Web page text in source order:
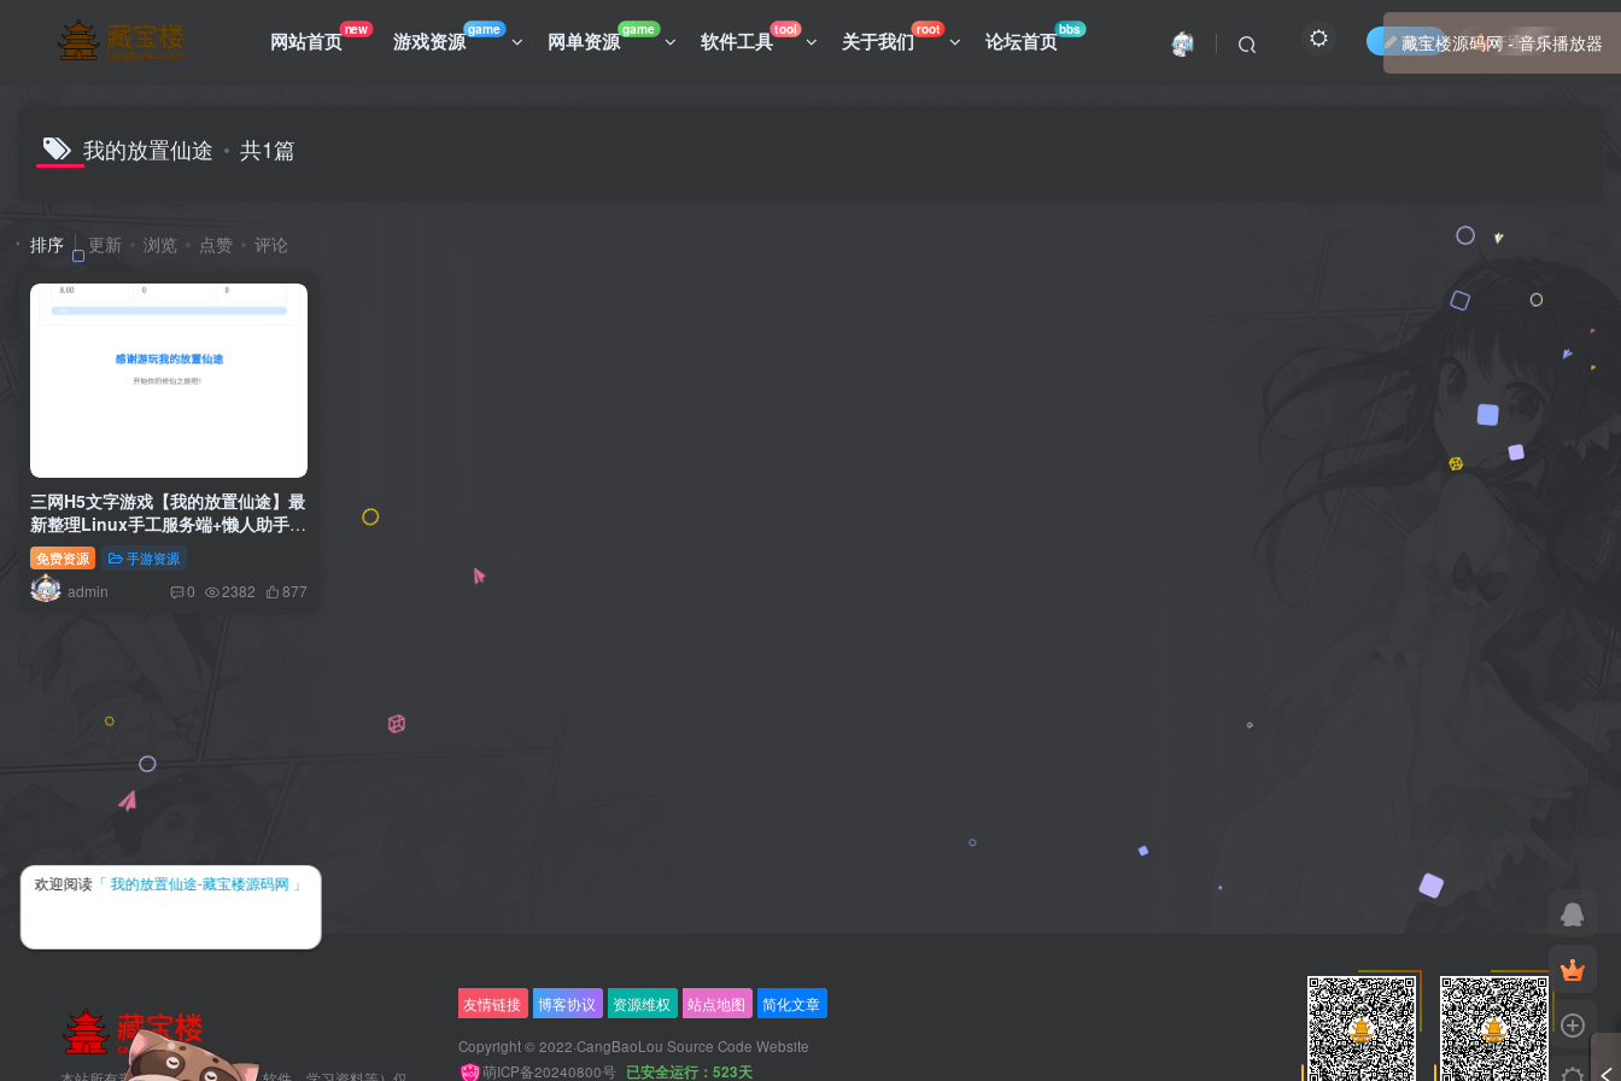
网站首页new 游戏资源game 网单资源game 软件工具tool 关于我们root 论坛首页bbs
发布 开通会员
我的放置仙途 共1篇
排序 更新 浏览 点赞 评论
三网H5文字游戏【我的放置仙途】最
新整理Linux手工服务端+懒人助手
+搭建教程
免费资源 手游资源
admin 0 2382 877
友情链接 博客协议 资源维权 站点地图 简化文章
Copyright © 2022·CangBaoLou Source Code Website
萌ICP备20240800号 已安全运行：523天
欢迎阅读「 我的放置仙途-藏宝楼源码网 」